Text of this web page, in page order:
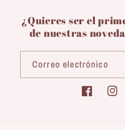
¿Quieres ser el
de nuestras
Correo electrónico
Facebook